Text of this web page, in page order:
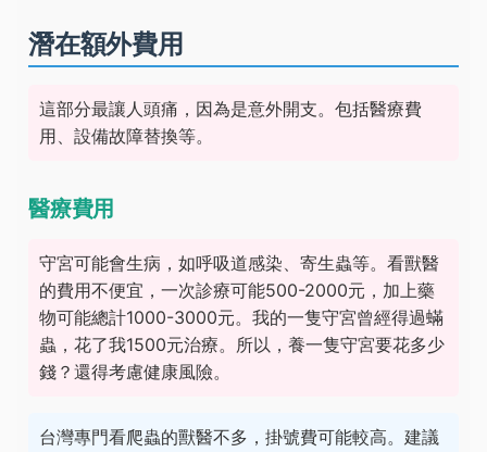
潛在額外費用
這部分最讓人頭痛，因為是意外開支。包括醫療費
用、設備故障替換等。
醫療費用
守宮可能會生病，如呼吸道感染、寄生蟲等。看獸醫
的費用不便宜，一次診療可能500-2000元，加上藥
物可能總計1000-3000元。我的一隻守宮曾經得過蟎
蟲，花了我1500元治療。所以，養一隻守宮要花多少
錢？還得考慮健康風險。
台灣專門看爬蟲的獸醫不多，掛號費可能較高。建議